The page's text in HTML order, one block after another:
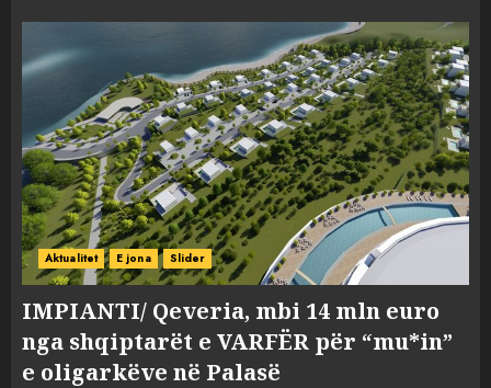
Aktualitet E jona Slider
IMPIANTI/ Qeveria, mbi 14 mln euro
nga shqiptarët e VARFËR për “mu*in”
e oligarkëve në Palasë